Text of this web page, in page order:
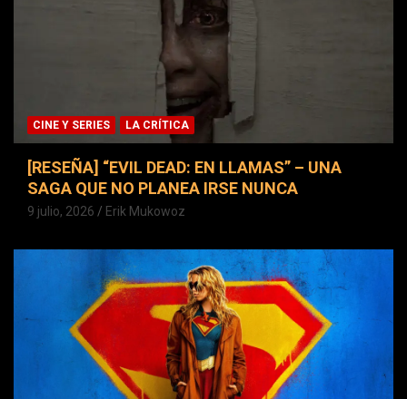
CINE Y SERIES LA CRÍTICA
[RESEÑA] “EVIL DEAD: EN LLAMAS” – UNA
SAGA QUE NO PLANEA IRSE NUNCA
9 julio, 2026 Erik Mukowoz